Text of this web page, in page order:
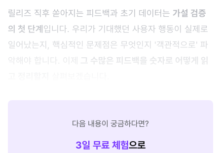
릴리즈 직후 쏟아지는 피드백과 초기 데이터는 가설 검증
의 첫 단계입니다. 우리가 기대했던 사용자 행동이 실제로
일어났는지, 핵심적인 문제점은 무엇인지 '객관적으로' 파
악해야 합니다. 이제
그 수많은 피드백을 숫자로 어떻게 읽
다음 내용이 궁금하다면?
3일 무료 체험으로